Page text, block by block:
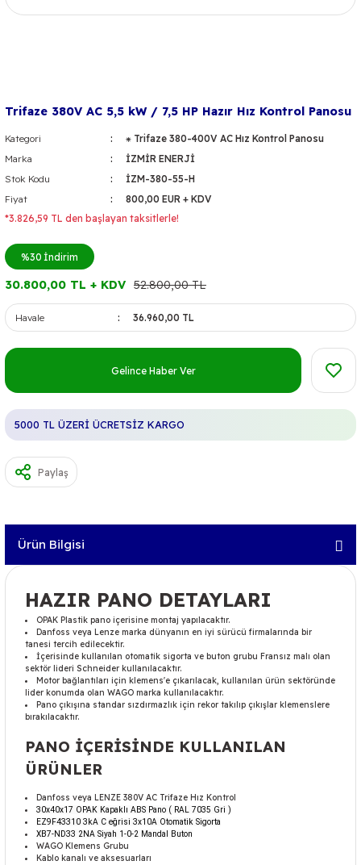
Trifaze 380V AC 5,5 kW / 7,5 HP Hazır Hız Kontrol Panosu
Kategori
⁕ Trifaze 380-400V AC Hız Kontrol Panosu
Marka
İZMİR ENERJİ
Stok Kodu
İZM-380-55-H
Fiyat
800,00 EUR + KDV
*3.826,59 TL den başlayan taksitlerle!
%30 İndirim
30.800,00 TL + KDV 52.800,00 TL
Havale 36.960,00 TL
Gelince Haber Ver
5000 TL ÜZERİ ÜCRETSİZ KARGO
Paylaş
Ürün Bilgisi
HAZIR PANO DETAYLARI
OPAK Plastik pano içerisine montaj yapılacaktır.
Danfoss veya Lenze marka dünyanın en iyi sürücü firmalarında bir
tanesi tercih edilecektir.
İçerisinde kullanılan otomatik sigorta ve buton grubu Fransız malı olan
sektör lideri Schneider kullanılacaktır.
Motor bağlantıları için klemens'e çıkarılacak, kullanılan ürün sektöründe
lider konumda olan WAGO marka kullanılacaktır.
Pano çıkışına standar sızdırmazlık için rekor takılıp çıkışlar klemenslere
bırakılacaktır.
PANO İÇERİSİNDE KULLANILAN
ÜRÜNLER
Danfoss veya LENZE 380V AC Trifaze Hız Kontrol
30x40x17 OPAK Kapaklı ABS Pano ( RAL 7035 Gri )
EZ9F43310 3kA C eğrisi 3x10A Otomatik Sigorta
XB7-ND33 2NA Siyah 1-0-2 Mandal Buton
WAGO Klemens Grubu
Kablo kanalı ve aksesuarları